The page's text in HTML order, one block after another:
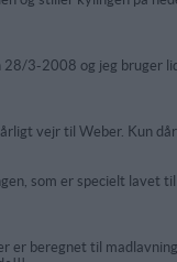
28/3-2008 og jeg
vejr til Weber. Kun
som er specielt lavet
er beregnet til